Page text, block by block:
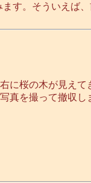
す。そういえば
に桜の木が見え
真を撮って撤収